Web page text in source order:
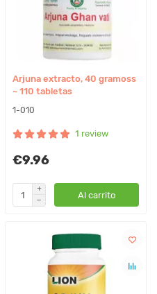
Arjuna extracto, 40 gramoss
~ 110 tabletas
1-010
1 review
€9.96
Al carrito